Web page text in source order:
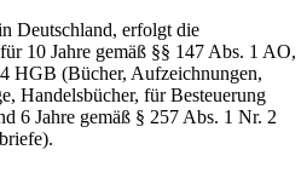
Deutschland, erfolgt die
10 Jahre gemäß §§ 147 Abs. 1 AO,
HGB (Bücher, Aufzeichnungen,
Handelsbücher, für Besteuerung
6 Jahre gemäß § 257 Abs. 1 Nr. 2